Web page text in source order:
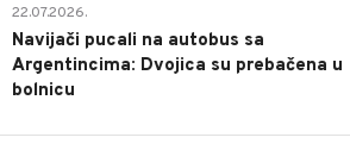
22.07.2026.
Navijači pucali na autobus sa
Argentincima: Dvojica su prebačena u
bolnicu